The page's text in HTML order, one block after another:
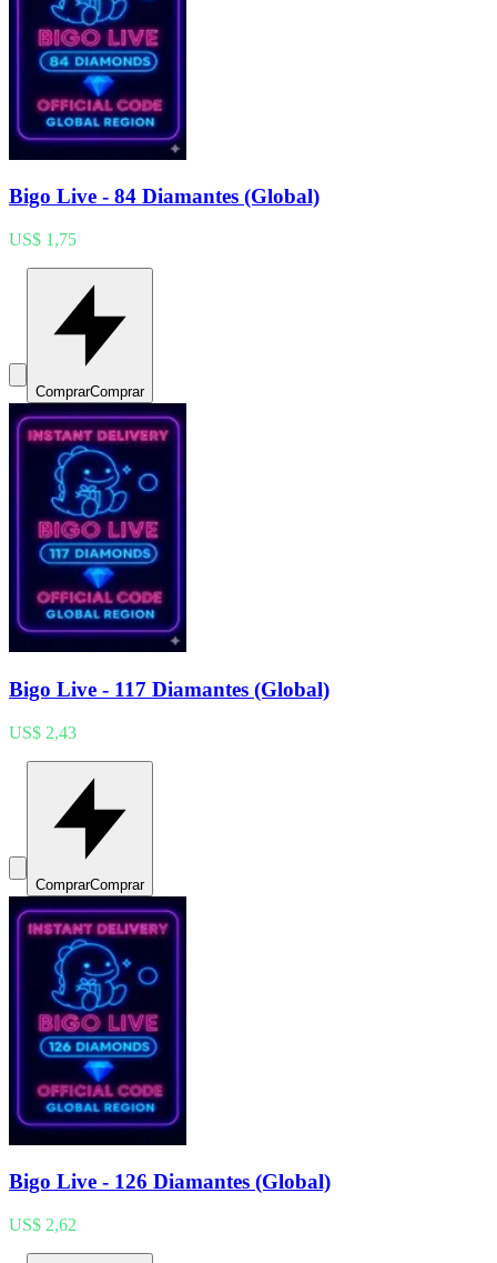
Bigo Live - 84 Diamantes (Global)
US$ 1,75
ComprarComprar
Bigo Live - 117 Diamantes (Global)
US$ 2,43
ComprarComprar
Bigo Live - 126 Diamantes (Global)
US$ 2,62